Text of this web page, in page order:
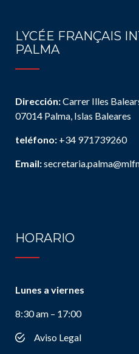
LYCÉE FRANÇAIS
PALMA
Dirección:Carrer Illes
07014 Palma, Islas Baleares
teléfono: +34 971739260
Email:
HORARIO
Lunes a viernes
8:30 am – 17:00
Aviso Legal